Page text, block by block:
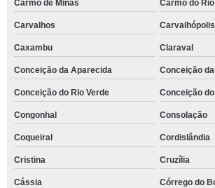
Carmo de Minas Carmo do
Carvalhos Carvalhópolis
Caxambu Claraval
Conceição da Aparecida Conceição
Conceição do Rio Verde Conceição
Congonhal Consolação
Coqueiral Cordislândia
Cristina Cruzília
Cássia Córrego do